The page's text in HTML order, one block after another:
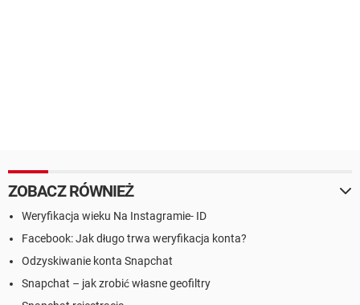
ZOBACZ RÓWNIEŻ
Weryfikacja wieku Na Instagramie- ID
Facebook: Jak długo trwa weryfikacja konta?
Odzyskiwanie konta Snapchat
Snapchat – jak zrobić własne geofiltry